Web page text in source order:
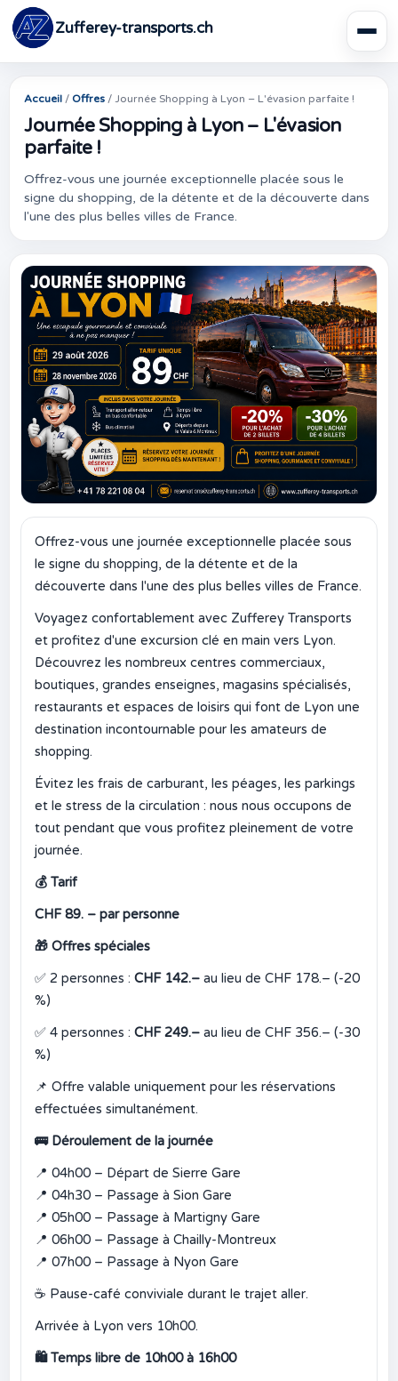
Zufferey-transports.ch
Accueil / Offres / Journée Shopping à Lyon – L'évasion parfaite !
Journée Shopping à Lyon – L'évasion
parfaite !
Offrez-vous une journée exceptionnelle placée sous le
signe du shopping, de la détente et de la découverte dans
l'une des plus belles villes de France.
Offrez-vous une journée exceptionnelle placée sous
le signe du shopping, de la détente et de la
découverte dans l'une des plus belles villes de France.
Voyagez confortablement avec Zufferey Transports
et profitez d'une excursion clé en main vers Lyon.
Découvrez les nombreux centres commerciaux,
boutiques, grandes enseignes, magasins spécialisés,
restaurants et espaces de loisirs qui font de Lyon une
destination incontournable pour les amateurs de
shopping.
Évitez les frais de carburant, les péages, les parkings
et le stress de la circulation : nous nous occupons de
tout pendant que vous profitez pleinement de votre
journée.
💰 Tarif
CHF 89. – par personne
🎁 Offres spéciales
✅ 2 personnes : CHF 142.– au lieu de CHF 178.– (-20
%)
✅ 4 personnes : CHF 249.– au lieu de CHF 356.– (-30
%)
📌 Offre valable uniquement pour les réservations
effectuées simultanément.
🚌Déroulement de la journée
📍 04h00 – Départ de Sierre Gare
📍 04h30 – Passage à Sion Gare
📍 05h00 – Passage à Martigny Gare
📍 06h00 – Passage à Chailly-Montreux
📍 07h00 – Passage à Nyon Gare
☕ Pause-café conviviale durant le trajet aller.
Arrivée à Lyon vers 10h00.
🛍️Temps libre de 10h00 à 16h00